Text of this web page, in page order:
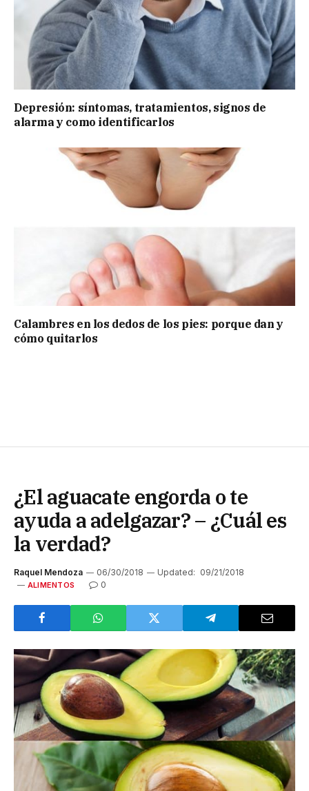
Depresión: síntomas, tratamientos, signos de
alarma y como identificarlos
Calambres en los dedos de los pies: porque dan y
cómo quitarlos
¿El aguacate engorda o te
ayuda a adelgazar? – ¿Cuál es
la verdad?
Raquel Mendoza 06/30/2018 Updated: 09/21/2018
ALIMENTOS 0